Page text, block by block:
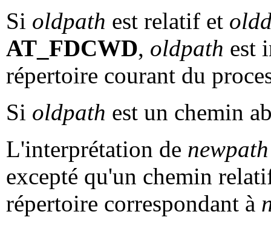
Si oldpath est relatif et
AT_FDCWD, oldpath est
répertoire courant du
Si oldpath est un chemin
L'interprétation de newpath
excepté qu'un chemin
répertoire correspondant à